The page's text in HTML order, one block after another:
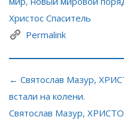
Христос Спаситель
Permalink
← Святослав Мазур,
встали на колени.
Святослав Мазур,